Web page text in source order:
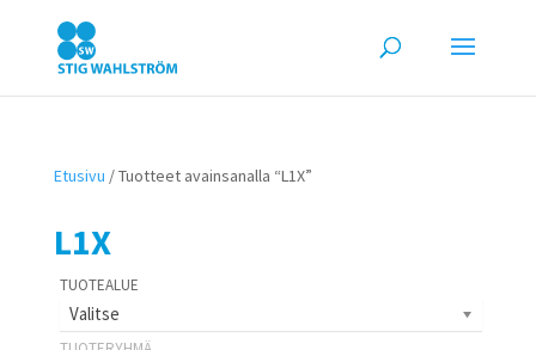
Etusivu / Tuotteet avainsanalla “L1X”
L1X
Valitse